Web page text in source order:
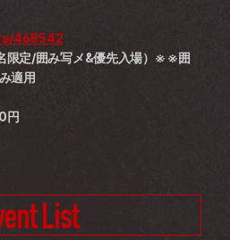
468542
定/囲み写メ&優先入場）※ ※囲
適用
円
List